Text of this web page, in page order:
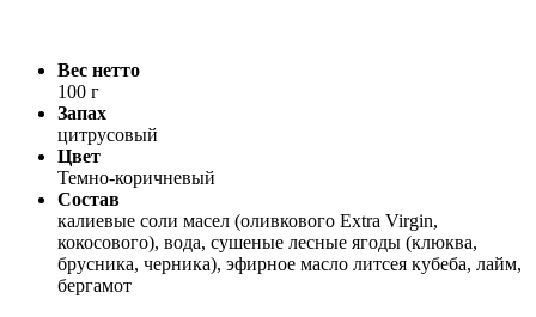
Вес нетто
100 г
Запах
цитрусовый
Цвет
Темно-коричневый
Состав
калиевые соли масел (оливкового Extra Virgin,
кокосового), вода, сушеные лесные ягоды (клюква,
брусника, черника), эфирное масло литсея кубеба, лайм,
бергамот